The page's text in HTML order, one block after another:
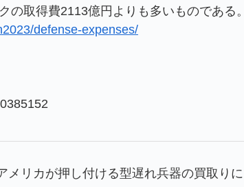
取得費2113億円よりも多いものである。
defense-expenses/
リカが押し付ける型遅れ兵器の買取りに